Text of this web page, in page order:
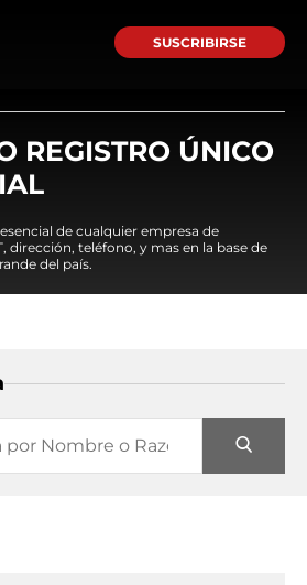
SUSCRIBIRSE
REGISTRO ÚNICO
de cualquier empresa de
dirección, teléfono, y mas en la base de
del país.